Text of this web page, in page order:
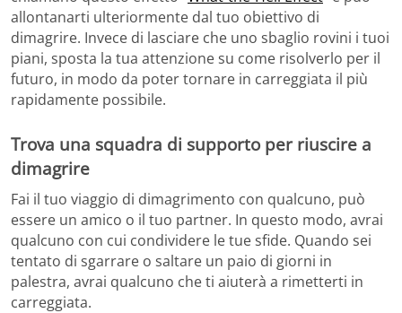
allontanarti ulteriormente dal tuo obiettivo di
dimagrire. Invece di lasciare che uno sbaglio rovini i tuoi
piani, sposta la tua attenzione su come risolverlo per il
futuro, in modo da poter tornare in carreggiata il più
rapidamente possibile.
Trova una squadra di supporto per riuscire a
dimagrire
Fai il tuo viaggio di dimagrimento con qualcuno, può
essere un amico o il tuo partner. In questo modo, avrai
qualcuno con cui condividere le tue sfide. Quando sei
tentato di sgarrare o saltare un paio di giorni in
palestra, avrai qualcuno che ti aiuterà a rimetterti in
carreggiata.